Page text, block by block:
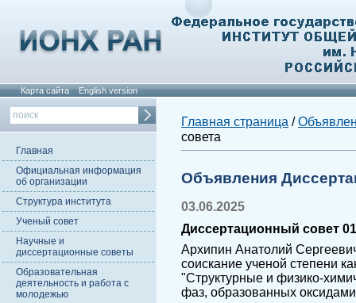
Карта сайта English version
Главная
Официальная информация
об организации
Структура института
Ученый совет
Научные и
диссертационные советы
Образовательная
деятельность и работа с
молодежью
Главная страница /
совета
Объявления
03.06.2025
Диссертационный совет
Архипин Анатолий
соискание ученой степени
"Структурные и физико-
фаз, образованных